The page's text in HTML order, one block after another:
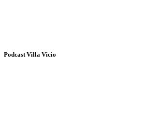
Podcast Villa Vicio